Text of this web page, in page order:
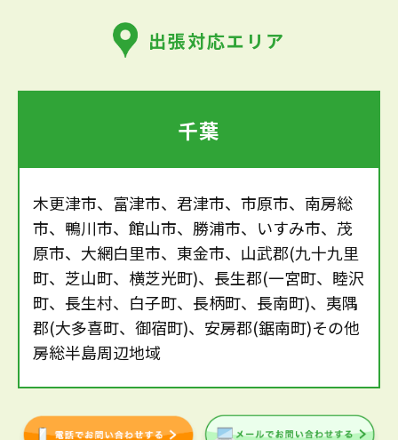
出張対応エリア
千葉
木更津市、富津市、君津市、市原市、南房総
市、鴨川市、館山市、勝浦市、いすみ市、茂
原市、大網白里市、東金市、山武郡(九十九里
町、芝山町、横芝光町)、長生郡(一宮町、睦沢
町、長生村、白子町、長柄町、長南町)、夷隅
郡(大多喜町、御宿町)、安房郡(鋸南町)その他
房総半島周辺地域